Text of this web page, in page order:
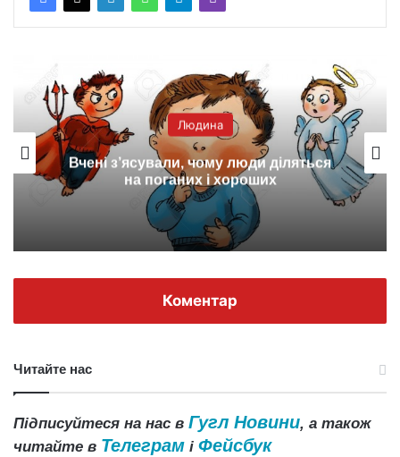
Людина
Вчені з’ясували, чому люди діляться
на поганих і хороших
Коментар
Читайте нас
Підписуйтеся на нас в Гугл Новини, а також
читайте в Телеграм і Фейсбук